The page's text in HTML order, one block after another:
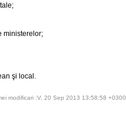
ministerelor;
şi local.
modificari :V, 20 Sep 2013 13:58:58 +0300